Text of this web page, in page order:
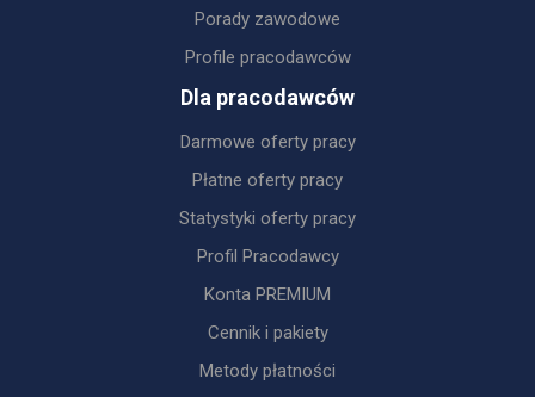
Porady zawodowe
Profile pracodawców
Dla pracodawców
Darmowe oferty pracy
Płatne oferty pracy
Statystyki oferty pracy
Profil Pracodawcy
Konta PREMIUM
Cennik i pakiety
Metody płatności